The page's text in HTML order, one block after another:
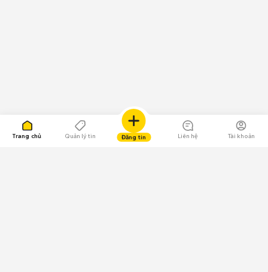
Trang chủ Quản lý tin Đăng tin Liên hệ Tài khoản